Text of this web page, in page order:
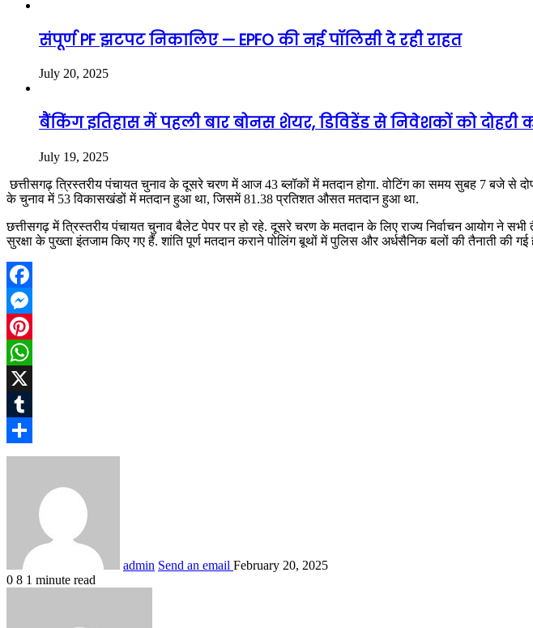
संपूर्ण PF झटपट निकालिए — EPFO की नई पॉलिसी दे रही राहत
July 20, 2025
बैंकिंग इतिहास में पहली बार बोनस शेयर, डिविडेंड से निवेशकों को दोहरी
July 19, 2025
छत्तीसगढ़ त्रिस्तरीय पंचायत चुनाव के दूसरे चरण में आज 43 ब्लॉकों में मतदान होगा. वोटिंग का समय सुबह 7 बजे से
के चुनाव में 53 विकासखंडों में मतदान हुआ था, जिसमें 81.38 प्रतिशत औसत मतदान हुआ था.
छत्तीसगढ़ में त्रिस्तरीय पंचायत चुनाव बैलेट पेपर पर हो रहे. दूसरे चरण के मतदान के लिए राज्य निर्वाचन आयोग ने
सुरक्षा के पुख्ता इंतजाम किए गए हैं. शांति पूर्ण मतदान कराने पोलिंग बूथों में पुलिस और अर्धसैनिक बलों की तैनाती की
Facebook
Messenger
Pinterest
WhatsApp
X
Tumblr
Share
admin Send an email February 20, 2025
0 8 1 minute read